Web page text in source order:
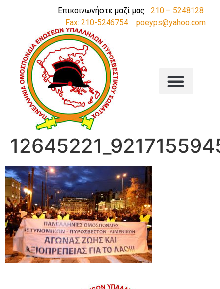
Επικοινωνήστε μαζί μας 210 – 5248128
Fax: 210-5246754
poeyps@yahoo.com